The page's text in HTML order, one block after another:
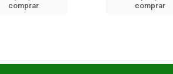
comprar
comprar